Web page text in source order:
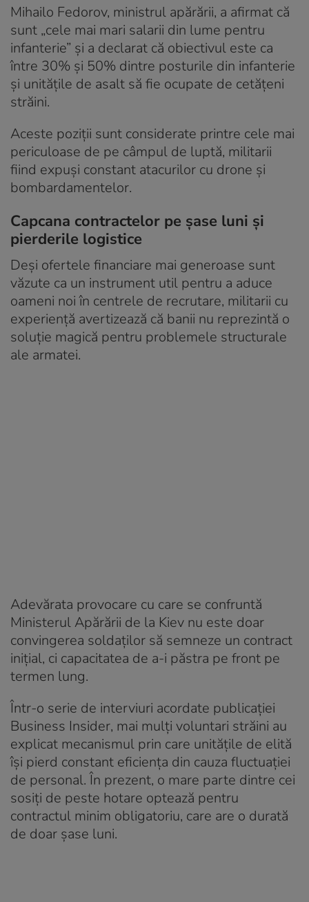
Mihailo Fedorov, ministrul apărării, a afirmat că
sunt „cele mai mari salarii din lume pentru
infanterie” și a declarat că obiectivul este ca
între 30% și 50% dintre posturile din infanterie
și unitățile de asalt să fie ocupate de cetățeni
străini.
Aceste poziții sunt considerate printre cele mai
periculoase de pe câmpul de luptă, militarii
fiind expuși constant atacurilor cu drone și
bombardamentelor.
Capcana contractelor pe șase luni și
pierderile logistice
Deși ofertele financiare mai generoase sunt
văzute ca un instrument util pentru a aduce
oameni noi în centrele de recrutare, militarii cu
experiență avertizează că banii nu reprezintă o
soluție magică pentru problemele structurale
ale armatei.
Adevărata provocare cu care se confruntă
Ministerul Apărării de la Kiev nu este doar
convingerea soldaților să semneze un contract
inițial, ci capacitatea de a-i păstra pe front pe
termen lung.
Într-o serie de interviuri acordate publicației
Business Insider, mai mulți voluntari străini au
explicat mecanismul prin care unitățile de elită
își pierd constant eficiența din cauza fluctuației
de personal. În prezent, o mare parte dintre cei
sosiți de peste hotare optează pentru
contractul minim obligatoriu, care are o durată
de doar șase luni.